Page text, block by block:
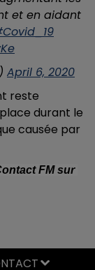
et en aidant
April 6, 2020
reste
durant le
causée par
FM sur